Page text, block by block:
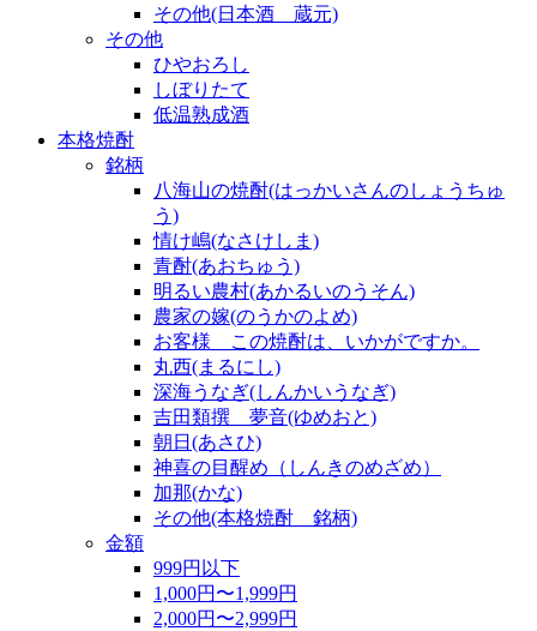
その他(日本酒 蔵元)
その他
ひやおろし
しぼりたて
低温熟成酒
本格焼酎
銘柄
八海山の焼酎(はっかいさんのしょうちゅ
う)
情け嶋(なさけしま)
青酎(あおちゅう)
明るい農村(あかるいのうそん)
農家の嫁(のうかのよめ)
お客様 この焼酎は、いかがですか。
丸西(まるにし)
深海うなぎ(しんかいうなぎ)
吉田類撰 夢音(ゆめおと)
朝日(あさひ)
神喜の目醒め（しんきのめざめ）
加那(かな)
その他(本格焼酎 銘柄)
金額
999円以下
1,000円〜1,999円
2,000円〜2,999円